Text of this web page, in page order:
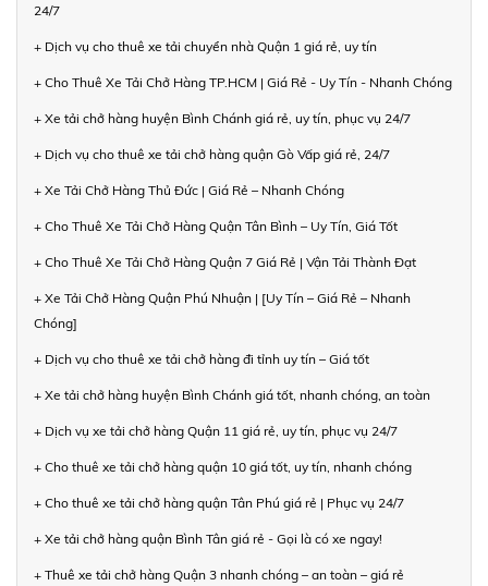
24/7
+ Dịch vụ cho thuê xe tải chuyển nhà Quận 1 giá rẻ, uy tín
+ Cho Thuê Xe Tải Chở Hàng TP.HCM | Giá Rẻ - Uy Tín - Nhanh Chóng
+ Xe tải chở hàng huyện Bình Chánh giá rẻ, uy tín, phục vụ 24/7
+ Dịch vụ cho thuê xe tải chở hàng quận Gò Vấp giá rẻ, 24/7
+ Xe Tải Chở Hàng Thủ Đức | Giá Rẻ – Nhanh Chóng
+ Cho Thuê Xe Tải Chở Hàng Quận Tân Bình – Uy Tín, Giá Tốt
+ Cho Thuê Xe Tải Chở Hàng Quận 7 Giá Rẻ | Vận Tải Thành Đạt
+ Xe Tải Chở Hàng Quận Phú Nhuận | [Uy Tín – Giá Rẻ – Nhanh
Chóng]
+ Dịch vụ cho thuê xe tải chở hàng đi tỉnh uy tín – Giá tốt
+ Xe tải chở hàng huyện Bình Chánh giá tốt, nhanh chóng, an toàn
+ Dịch vụ xe tải chở hàng Quận 11 giá rẻ, uy tín, phục vụ 24/7
+ Cho thuê xe tải chở hàng quận 10 giá tốt, uy tín, nhanh chóng
+ Cho thuê xe tải chở hàng quận Tân Phú giá rẻ | Phục vụ 24/7
+ Xe tải chở hàng quận Bình Tân giá rẻ - Gọi là có xe ngay!
+ Thuê xe tải chở hàng Quận 3 nhanh chóng – an toàn – giá rẻ